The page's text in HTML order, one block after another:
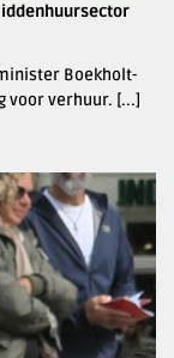
Boekholt-
voor verhuur. [...]